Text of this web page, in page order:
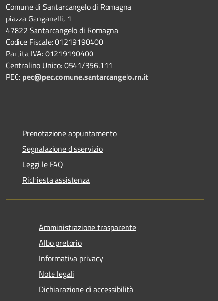
Comune di Santarcangelo di Romagna
piazza Ganganelli, 1
47822 Santarcangelo di Romagna
Codice Fiscale: 01219190400
Partita IVA: 01219190400
Centralino Unico: 0541/356.111
PEC: pec@pec.comune.santarcangelo.rn.it
Prenotazione appuntamento
Segnalazione disservizio
Leggi le FAQ
Richiesta assistenza
Amministrazione trasparente
Albo pretorio
Informativa privacy
Note legali
Dichiarazione di accessibilità